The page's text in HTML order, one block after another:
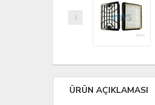
ÜRÜN AÇIKLAMASI